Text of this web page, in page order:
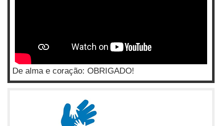
De alma e coração: OBRIGADO!